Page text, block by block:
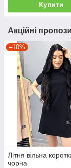
Купити
Акційні
–10%
Літня вільна
чорна